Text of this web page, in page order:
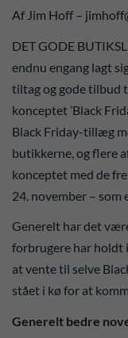
Af Jim Hoff –
DET GODE
endnu engang lagt
tiltag og gode tilbud
konceptet ’Black
Black Friday-tillæg
butikkerne, og flere
konceptet med de
24. november – som
Generelt har det
forbrugere har holdt
at vente til selve
stået i kø for at
Generelt bedre